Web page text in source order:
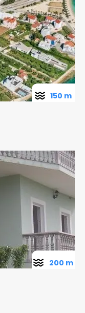
150 m
200 m